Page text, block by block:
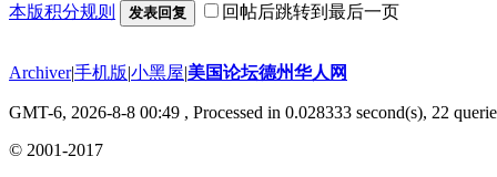
本版积分规则 发表回复 回帖后跳转到最后一页
Archiver|手机版|小黑屋|美国论坛德州华人网
GMT-6, 2026-8-8 00:49 , Processed in 0.028333 second(s), 22
© 2001-2017